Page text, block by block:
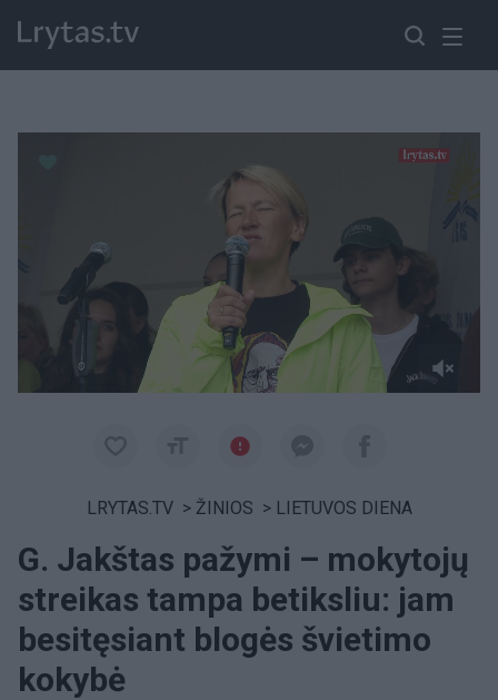
LRYTAS.TV > ŽINIOS > LIETUVOS DIENA
G. Jakštas pažymi – mokytojų
streikas tampa betiksliu: jam
besitęsiant blogės švietimo
kokybė